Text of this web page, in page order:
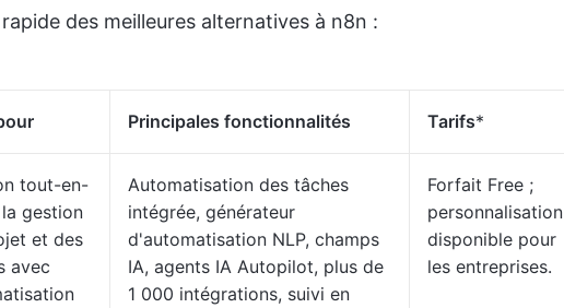
des meilleures alternatives à n8n :
Principales fonctionnalités Tarifs*
tout-en-
gestion
et des
avec
Automatisation des tâches
intégrée, générateur
d'automatisation NLP, champs
IA, agents IA Autopilot, plus de
1 000 intégrations, suivi en
Forfait Free ;
personnalisation
disponible pour
les entreprises.